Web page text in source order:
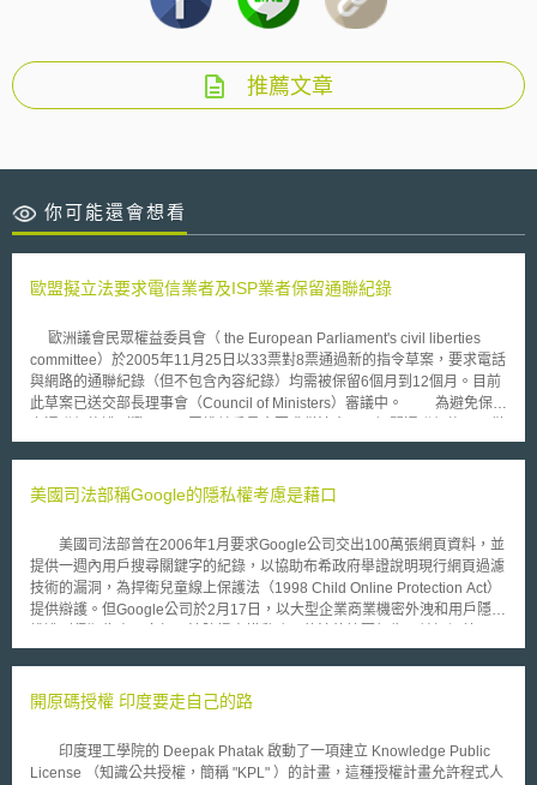
推薦文章
你可能還會想看
歐盟擬立法要求電信業者及ISP業者保留通聯紀錄
歐洲議會民眾權益委員會（ the European Parliament's civil liberties
committee）於2005年11月25日以33票對8票通過新的指令草案，要求電話
與網路的通聯紀錄（但不包含內容紀錄）均需被保留6個月到12個月。目前
此草案已送交部長理事會（Council of Ministers）審議中。 為避免保留
限於調查重大犯罪（例如恐怖份子或是組織犯罪）時始可調閱。但創作及媒
歐盟能放寬通聯紀錄調閱之限制，允許進行所有犯罪之調查時，特別是在查
而增加的額外負擔，則可能透過轉嫁給消費者或是透過整府補貼的方式解
決。
美國司法部稱Google的隱私權考慮是藉口
美國司法部曾在2006年1月要求Google公司交出100萬張網頁資料，並
提供一週內用戶搜尋關鍵字的紀錄，以協助布希政府舉證說明現行網頁過濾
技術的漏洞，為捍衛兒童線上保護法（1998 Child Online Protection Act）
提供辯護。但Google公司於2月17日，以大型企業商業機密外洩和用戶隱私
法部的要求。 針對Google所提出的摘要報告，美國司法部於2月24日
訊將侵犯用戶的隱私權」，只不過是一個藉口。司法部進一步指出，美國線
後，司法部表示，政府為案件所需，擁有向一切機構徵求資訊的正當權利，
因此Google公司仍必須將要求的資料提出。
開原碼授權 印度要走自己的路
印度理工學院的 Deepak Phatak 啟動了一項建立 Knowledge Public
License （知識公共授權，簡稱 "KPL" ）的計畫，這種授權計畫允許程式人